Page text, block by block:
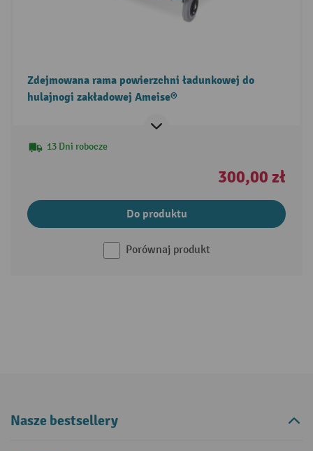
Zdejmowana rama powierzchni ładunkowej do
hulajnogi zakładowej Ameise®
13 Dni robocze
300,00 zł
Do produktu
Porównaj produkt
Nasze bestsellery